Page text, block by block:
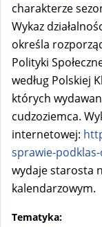
charakterze
Wykaz
określa
Polityki
według Polskiej
których
cudzoziemca.
internetowej:
sprawie-
wydaje starosta
kalendarzowym.
Tematyka: